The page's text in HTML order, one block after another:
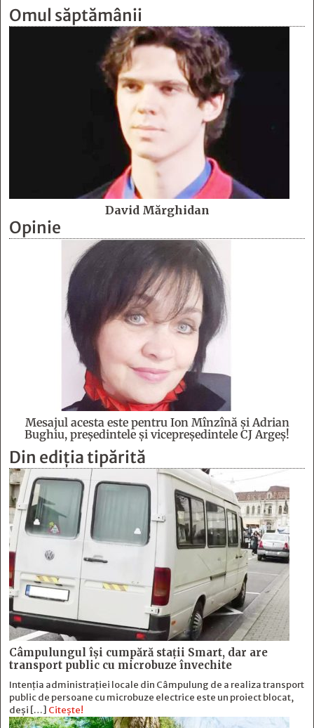
Omul săptămânii
David Mărghidan
Opinie
Mesajul acesta este pentru Ion Mînzînă şi Adrian
Bughiu, preşedintele şi vicepreşedintele CJ Argeş!
Din ediția tipărită
Câmpulungul îşi cumpără staţii Smart, dar are
transport public cu microbuze învechite
Intenția administrației locale din Câmpulung de a realiza transport
public de persoane cu microbuze electrice este un proiect blocat,
deși […] Citește!